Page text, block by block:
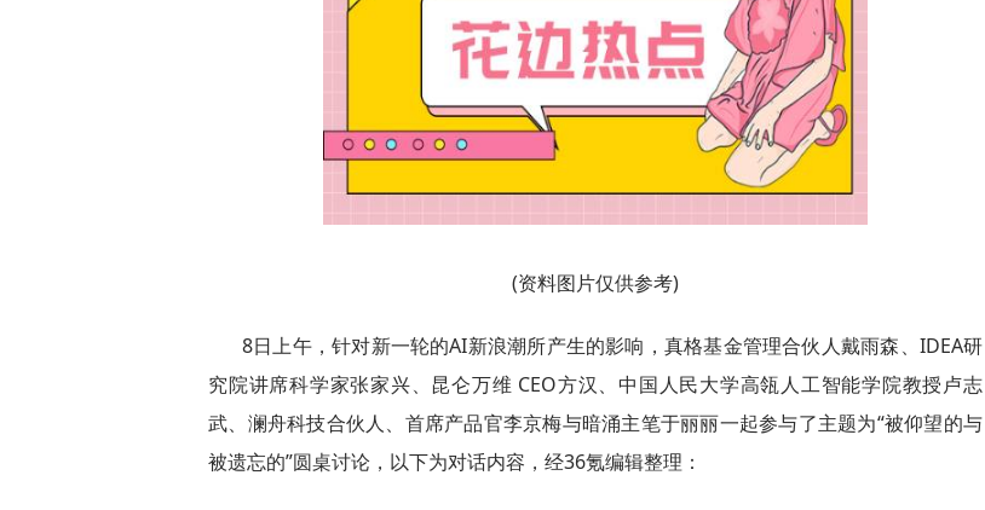
(资料图片仅供参考)
8日上午，针对新一轮的AI新浪潮所产生的影响，真格基金管理合伙人戴雨森、IDEA研
究院讲席科学家张家兴、昆仑万维 CEO方汉、中国人民大学高瓴人工智能学院教授卢志
武、澜舟科技合伙人、首席产品官李京梅与暗涌主笔于丽丽一起参与了主题为“被仰望的与
被遗忘的”圆桌讨论，以下为对话内容，经36氪编辑整理：